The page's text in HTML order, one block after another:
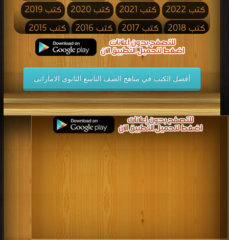
كتب 2022
كتب 2021 كتب 2020
كتب 2019
كتب 2018
كتب 2017 كتب 2016
كتب 2015
كتب 2013 كتب 2012
كتب 2011
كتب 2010
كتب 2009 كتب 2008
كتب 2007
كتب 2006
كتب 2005 كتب 2004
كتب 2003
كتب 2002
كتب 2001 كتب 2000
كتب 1999
كتب 1998
كتب 1997 كتب 1996
كتب 1995
كتب 1994
كتب 1993 كتب 1992
كتب 1991
كتب 1988
كتب 1987
كتب 1980
كتب 1979
كتب 1977 كتب 1976
كتب 1972
كتب 1971
أفضل الكتب في مناهج الصف التاسع الثانوى الاماراتى